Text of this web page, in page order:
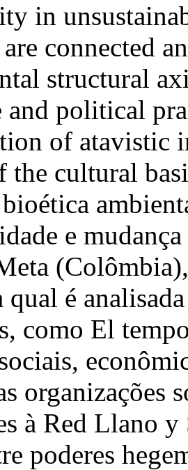
in
connected
structural
and political
of atavistic
the cultural
e
qual é
como El
organizações
à Red Llano
poderes